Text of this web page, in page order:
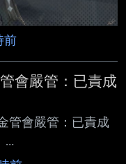
前
會嚴管：已責成
管會嚴管：已責成
7251/9675999